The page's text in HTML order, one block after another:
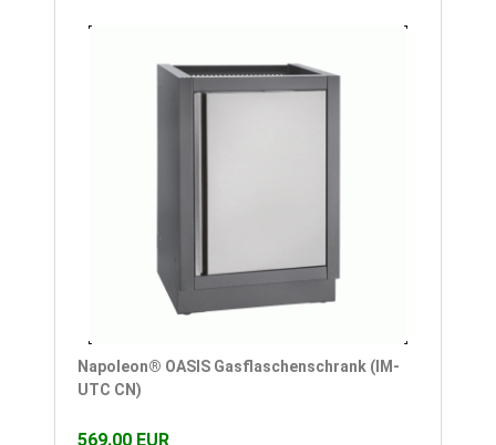
Napoleon® OASIS Gasflaschenschrank (IM-
UTC CN)
569.00 EUR